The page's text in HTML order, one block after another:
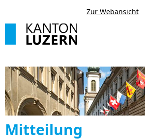
Zur Webansicht
Mitteilung